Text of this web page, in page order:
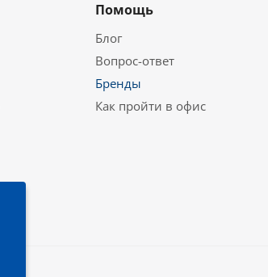
Помощь
Блог
Вопрос-ответ
Бренды
Как пройти в офис